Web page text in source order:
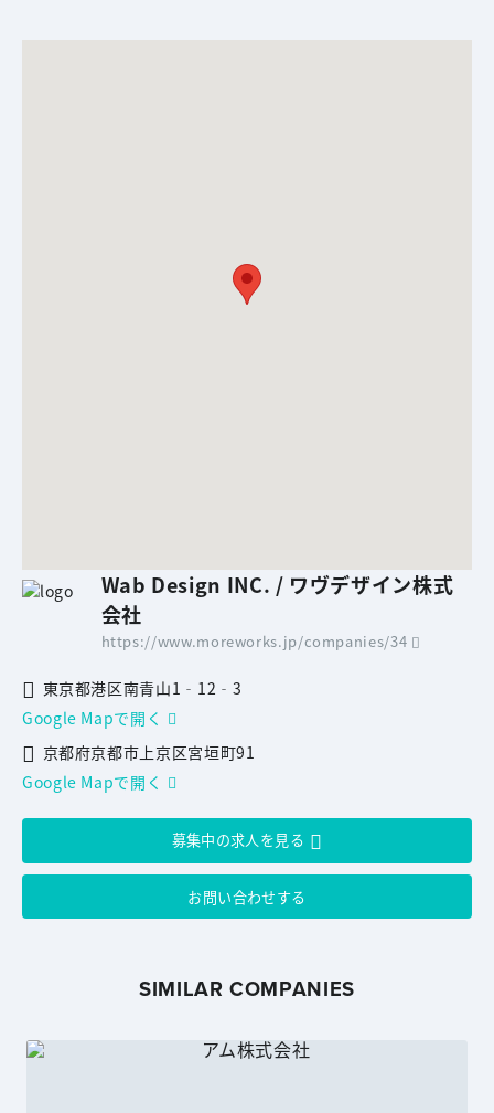
Wab Design INC. / ワヴデザイン株式
会社
https://www.moreworks.jp/companies/34
東京都港区南青山1‐12‐3
Google Mapで開く
京都府京都市上京区宮垣町91
Google Mapで開く
募集中の求人を見る
お問い合わせする
SIMILAR COMPANIES